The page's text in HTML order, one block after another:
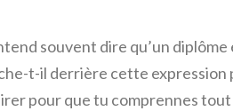
souvent dire qu’un diplôme
t-il derrière cette expression
pour que tu comprennes